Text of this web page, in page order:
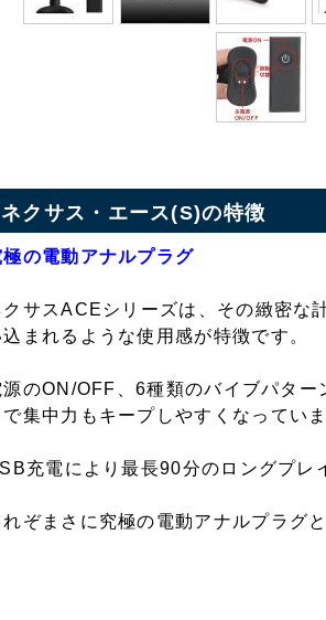
ネクサス・エース(S)の特徴
極の電動アナルプラグ
クサスACEシリーズは、その緻密な
込まれるような使用感が特徴です。
源のON/OFF、6種類のバイブパタ
で集中力もキープしやすくなっていま
充電により最長90分のロングプレ
れぞまさに究極の電動アナルプラグ